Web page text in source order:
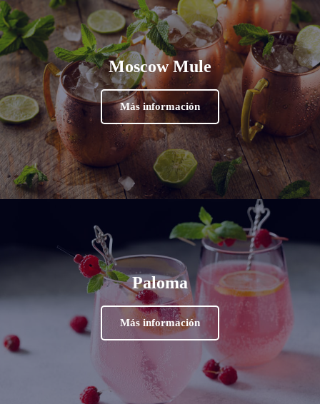
Moscow Mule
Más información
Paloma
Más información